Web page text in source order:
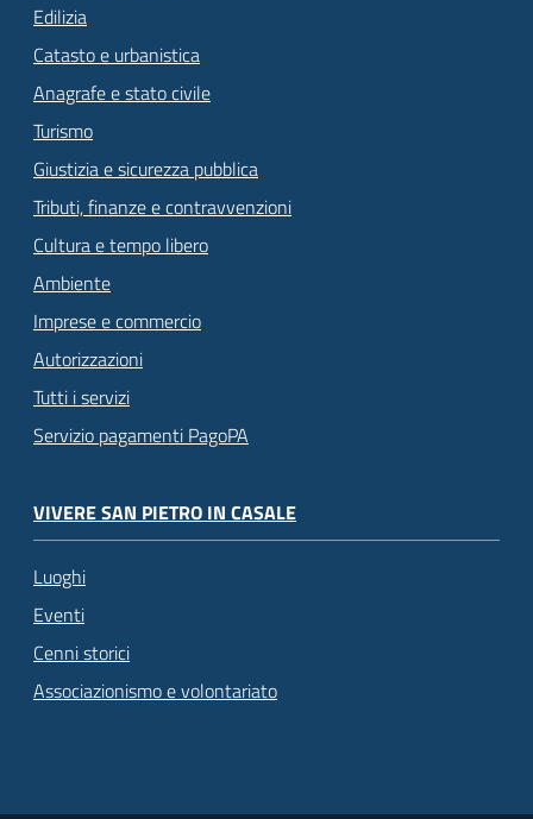
Edilizia
Catasto e urbanistica
Anagrafe e stato civile
Turismo
Giustizia e sicurezza pubblica
Tributi, finanze e contravvenzioni
Cultura e tempo libero
Ambiente
Imprese e commercio
Autorizzazioni
Tutti i servizi
Servizio pagamenti PagoPA
VIVERE SAN PIETRO IN CASALE
Luoghi
Eventi
Cenni storici
Associazionismo e volontariato